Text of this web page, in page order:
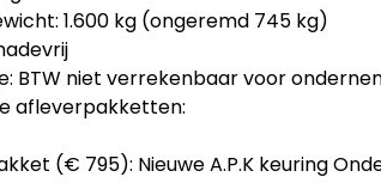
1.600 kg (ongeremd 745 kg)
BTW niet verrekenbaar voor
afleverpakketten:
(€ 795): Nieuwe A.P.K keuring